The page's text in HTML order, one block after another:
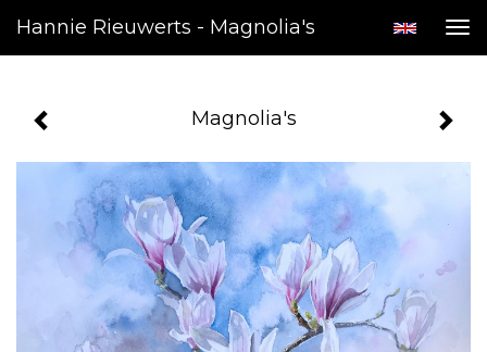
Hannie Rieuwerts - Magnolia's
Magnolia's